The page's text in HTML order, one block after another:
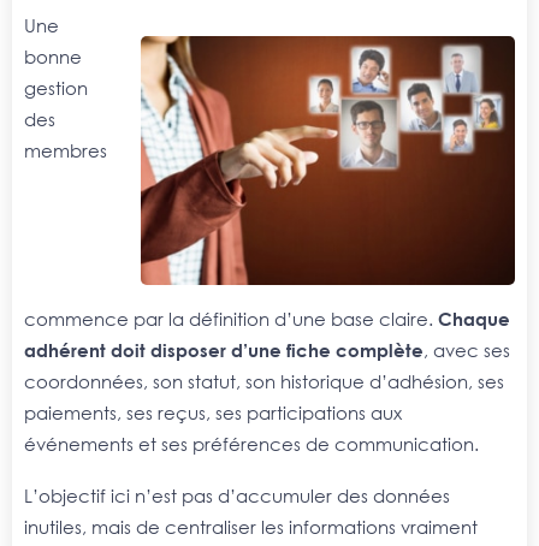
Une
bonne
gestion
des
membres
commence par la définition d’une base claire. Chaque
adhérent doit disposer d’une fiche complète, avec ses
coordonnées, son statut, son historique d’adhésion, ses
paiements, ses reçus, ses participations aux
événements et ses préférences de communication.
L’objectif ici n’est pas d’accumuler des données
inutiles, mais de centraliser les informations vraiment